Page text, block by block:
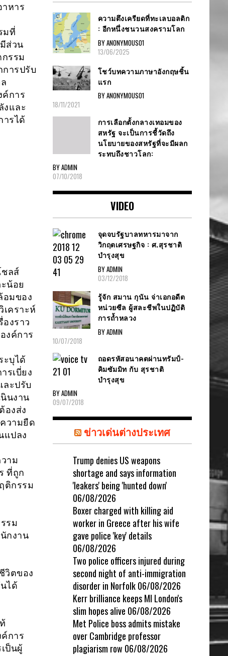
าหาร
มที่
ส่วน
รรม
การปรับ
การ
งและ
รได้
ชลส์
น้อย
อมของ
เคราะห์
งราว
งค์การ
ะบุได้
รเบี่ยง
ละปรับ
นงาน
องส่ง
วามยืด
แปลง
าม
ที่ถูก
ติกรรม
รม
กงาน
วิตของ
ได้
การ
ป็นผู้
ความตึงเครียดที่ทะเลบอลติก
: อีกหนึ่งชนวนสงครามโลก
BY ANONYMOUS01
13/06/2025
โชว์บทความภาษาอังกฤษชิ้น
แรก
BY ANONYMOUS01
18/11/2021
การเลือกตั้งกลางเทอมของ
สหรัฐ จะเป็นการชี้วัดถึง
นโยบายของสหรัฐที่จะมีผลก
ระทบถึงชาวโลก:
BY ADMIN
07/10/2018
VIDEO
จุดจบรัฐบาลทหารมาจาก
วิกฤตเศรษฐกิจ : ศ.สุรชาติ
บำรุงสุข
BY ADMIN
03/12/2018
รู้จัก สมาน กุนัน จ่าเอกอดีต
หน่วยซีล ผู้สละชีพในปฏิบัติ
การถ้ำหลวง
BY ADMIN
10/07/2018
ถอดรหัสอนาคตผ่านทรัมป์-
คิมซัมมิท กับ สุรชาติ
บำรุงสุข
BY ADMIN
09/07/2018
ข่าวเด่นต่างประเทศ
Trump denies US weapons
shortage and says information
'leakers' being 'hunted down'
06/08/2026
Boxer charged with killing aid
worker in Greece after his wife
gave police 'key' details
06/08/2026
Two police officers injured during
second night of anti-immigration
disorder in Norfolk 06/08/2026
Kerr brilliance keeps MI London's
slim hopes alive 06/08/2026
Met Police boss admits mistake
over Cambridge professor
plagiarism row 06/08/2026